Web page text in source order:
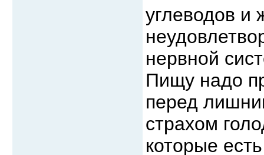
углеводов и
нервной
Пищу надо
перед
страхом
которые